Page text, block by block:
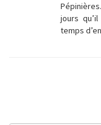
jours
temps